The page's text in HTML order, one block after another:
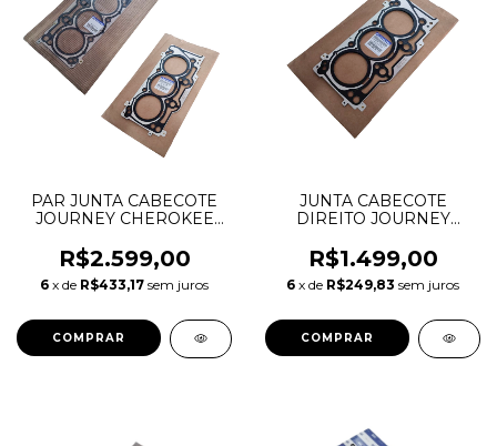
PAR JUNTA CABECOTE
JOURNEY CHEROKEE
3.6 V6 PENTASTAR
05184455AJ 05184456AH
R$2.599,00
6 x de R$433,17 sem juros
JUNTA CABECOTE
DIREITO JOURNEY
WRANGLER 3.6 V6
05184456AE 05184456AF
05184456AG 05184456AH
R$1.499,00
6 x de R$249,83 sem juros